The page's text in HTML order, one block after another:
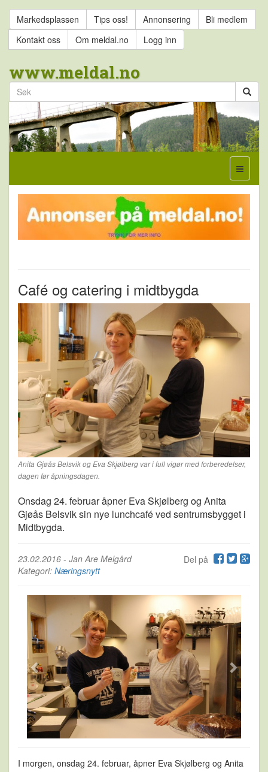
Markedsplassen Tips oss! Annonsering
Bli medlem
Kontakt oss
Om meldal.no Logg inn
www.meldal.no
Café og catering i midtbygda
Anita Gjøås Belsvik og Eva Skjølberg var i full vigør med forberedelser,
dagen før åpningsdagen.
Onsdag 24. februar åpner Eva Skjølberg og Anita
Gjøås Belsvik sin nye lunchcafé ved sentrumsbygget i
Midtbygda.
Del på
23.02.2016 - Jan Are Melgård
Kategori: Næringsnytt
I morgen, onsdag 24. februar, åpner Eva Skjølberg og Anita